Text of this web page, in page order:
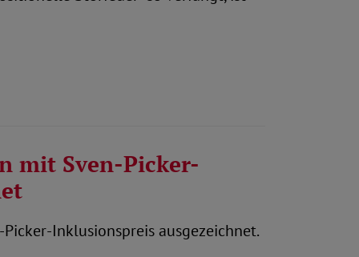
mit Sven-Picker-
Inklusionspreis ausgezeichnet.